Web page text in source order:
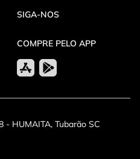
para celebrar os
de César Menotti &
de alto nível e repertório
uma viagem pela história da
SIGA-NOS
COMPRE PELO APP
- HUMAITA, Tubarão SC